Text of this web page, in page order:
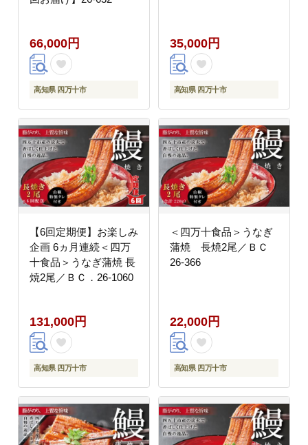
66,000円
高知県 四万十市
35,000円
高知県 四万十市
【6回定期便】お楽しみ
企画 6ヵ月連続＜四万
十食品＞うなぎ蒲焼 長
焼2尾／ＢＣ．26-1060
131,000円
高知県 四万十市
＜四万十食品＞うなぎ
蒲焼 長焼2尾／ＢＣ
26-366
22,000円
高知県 四万十市